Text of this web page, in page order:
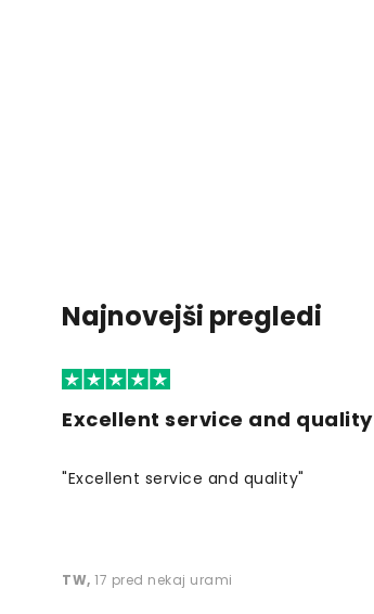
Najnovejši pregledi
Excellent service and quality
"Excellent service and quality"
TW, 17 pred nekaj urami